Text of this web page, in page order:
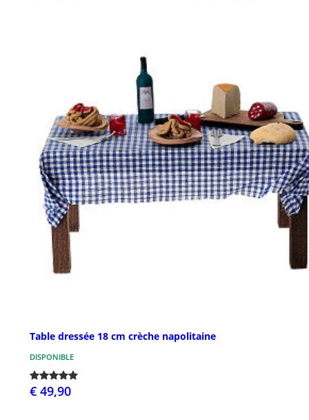
Table dressée 18 cm crèche napolitaine
DISPONIBLE
€ 49,90